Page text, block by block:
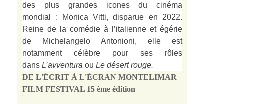
des plus grandes icones du cinéma
mondial : Monica Vitti, disparue en 2022.
Reine de la comédie à l’italienne et égérie
de Michelangelo Antonioni, elle est
notamment célèbre pour ses rôles
dans L’avventura ou Le désert rouge.
DE L'ÉCRIT À L'ÉCRAN MONTELIMAR
FILM FESTIVAL 15 ème édition